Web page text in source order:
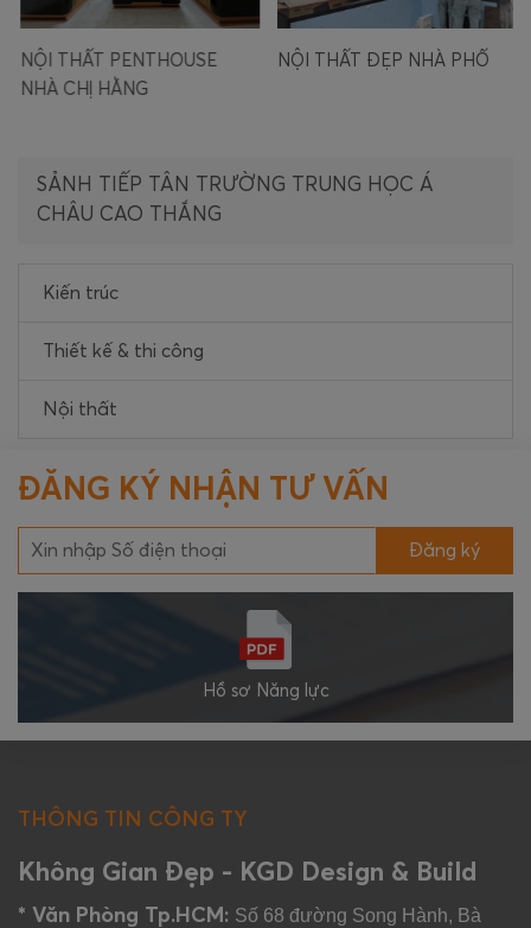
SẢNH TIẾP TÂN TRƯỜNG TRUNG HỌC Á
CHÂU CAO THẮNG
Kiến trúc
Thiết kế & thi công
Nội thất
NỘI THẤT PENTHOUSE
NHÀ CHỊ HẰNG
NỘI THẤT ĐẸP NHÀ PHỐ
ĐĂNG KÝ NHẬN TƯ VẤN
Đăng ký
Hồ sơ Năng lực
THÔNG TIN CÔNG TY
Không Gian Đẹp - KGD Design & Build
* Văn Phòng Tp.HCM: Số 68 đường Song Hành, Bà